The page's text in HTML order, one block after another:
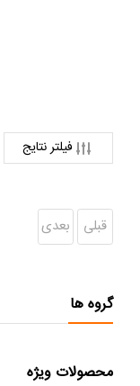
فیلتر نتایج
قبلی بعدی
گروه ها
محصولات ویژه